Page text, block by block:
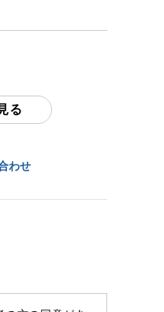
ます。本体は小
使用感自体は少な
れています。個人
。発射動作は確認
る
わせ